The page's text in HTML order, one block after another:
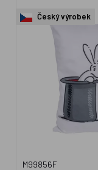
Český výrobek
M99856F